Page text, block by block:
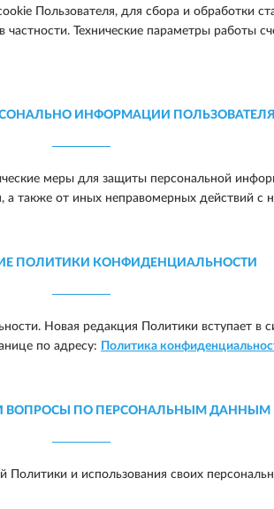
Пользователя, для сбора и обработки
Технические параметры работы
ИНФОРМАЦИИ ПОЛЬЗОВАТЕЛЯ
меры для защиты персональной
а также от иных неправомерных действий с
ПОЛИТИКИ КОНФИДЕНЦИАЛЬНОСТИ
Новая редакция Политики вступает в
по адресу: Политика
ВОПРОСЫ ПО ПЕРСОНАЛЬНЫМ ДАННЫМ
и использования своих